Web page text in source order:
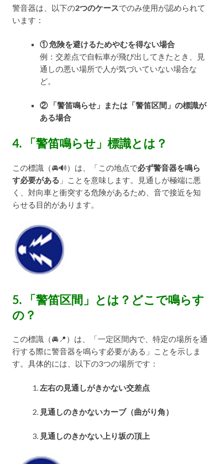
警音器は、以下の2つのケースでのみ使用が認められて
います：
① 危険を避けるためやむを得ない場合
例：交差点で自転車が飛び出してきたとき、見
通しの悪い場所で人が気づいていない場合な
ど。
② 「警笛鳴らせ」または「警笛区間」の標識が
ある場合
4. 「警笛鳴らせ」標識とは？
この標識（🚘🔊）は、「この地点で必ず警音器を鳴ら
す必要がある 」ことを意味します。見通しが極端に悪
く、対向車と衝突する危険があるため、音で接近を知
らせる目的があります。
5. 「警笛区間」とは？どこで鳴らす
の？
この標識（🚘📍）は、「一定区間内で、特定の場所を通
行する際に警音器を鳴らす必要がある」ことを示しま
す。具体的には、以下の3つの場所です：
左右の見通しがきかない交差点
見通しのきかないカーブ（曲がり角）
見通しのきかない上り坂の頂上